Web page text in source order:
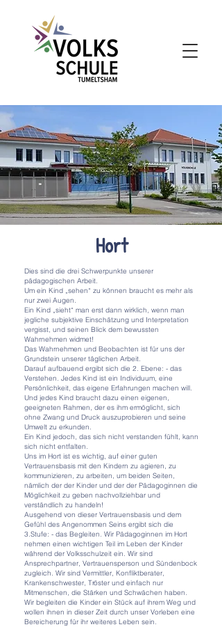
Hort
Dies sind die drei Schwerpunkte unserer
pädagogischen Arbeit.
Um ein Kind „sehen“ zu können braucht es mehr als
nur zwei Augen.
Ein Kind „sieht“ man erst dann wirklich, wenn man
jegliche subjektive Einschätzung und Interpretation
vergisst, und seinen Blick dem bewussten
Wahrnehmen widmet!
Das Wahrnehmen und Beobachten ist für uns der
Grundstein unserer täglichen Arbeit.
Darauf aufbauend ergibt sich die 2. Ebene: - das
Verstehen. Jedes Kind ist ein Individuum, eine
Persönlichkeit, das eigene Erfahrungen machen will.
Und jedes Kind braucht dazu einen eigenen,
geeigneten Rahmen, der es ihm ermöglicht, sich
ohne Zwang und Druck auszuprobieren und seine
Umwelt zu erkunden.
Ein Kind jedoch, das sich nicht verstanden fühlt, kann
sich nicht entfalten.
Uns im Hort ist es wichtig, auf einer guten
Vertrauensbasis mit den Kindern zu agieren, zu
kommunizieren, zu arbeiten, um beiden Seiten,
nämlich der der Kinder und der der Pädagoginnen die
Möglichkeit zu geben nachvollziehbar und
verständlich zu handeln!
Ausgehend von dieser Vertrauensbasis und dem
Gefühl des Angenommen Seins ergibt sich die
3.Stufe: - das Begleiten. Wir Pädagoginnen im Hort
nehmen einen wichtigen Teil im Leben der Kinder
während der Volksschulzeit ein. Wir sind
Ansprechpartner, Vertrauensperson und Sündenbock
zugleich. Wir sind Vermittler, Konfliktberater,
Krankenschwester, Tröster und einfach nur
Mitmenschen, die Stärken und Schwächen haben.
Wir begleiten die Kinder ein Stück auf ihrem Weg und
wollen ihnen in dieser Zeit durch unser Vorleben eine
Bereicherung für ihr weiteres Leben sein.